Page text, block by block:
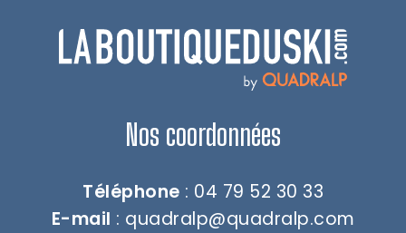
Nos coordonnées
Téléphone : 04 79 52 30 33
E-mail : quadralp@quadralp.com